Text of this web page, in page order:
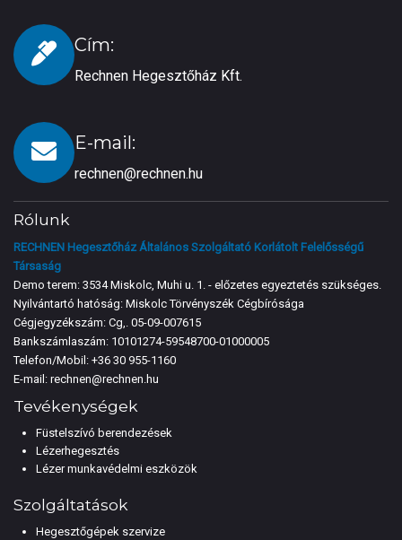
Cím:
Rechnen Hegesztőház Kft.
E-mail:
rechnen@rechnen.hu
Rólunk
RECHNEN Hegesztőház Általános Szolgáltató Korlátolt Felelősségű
Társaság
Demo terem: 3534 Miskolc, Muhi u. 1. - előzetes egyeztetés szükséges.
Nyilvántartó hatóság: Miskolc Törvényszék Cégbírósága
Cégjegyzékszám: Cg,. 05-09-007615
Bankszámlaszám: 10101274-59548700-01000005
Telefon/Mobil: +36 30 955-1160
E-mail: rechnen@rechnen.hu
Tevékenységek
Füstelszívó berendezések
Lézerhegesztés
Lézer munkavédelmi eszközök
Szolgáltatások
Hegesztőgépek szervize